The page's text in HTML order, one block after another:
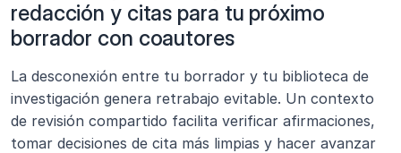
redacción y citas para tu próximo
borrador con coautores
La desconexión entre tu borrador y tu biblioteca de
investigación genera retrabajo evitable. Un contexto
de revisión compartido facilita verificar afirmaciones,
tomar decisiones de cita más limpias y hacer avanzar